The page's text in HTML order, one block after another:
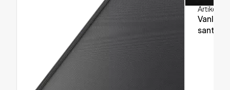
Artikel
Vanliga
sant